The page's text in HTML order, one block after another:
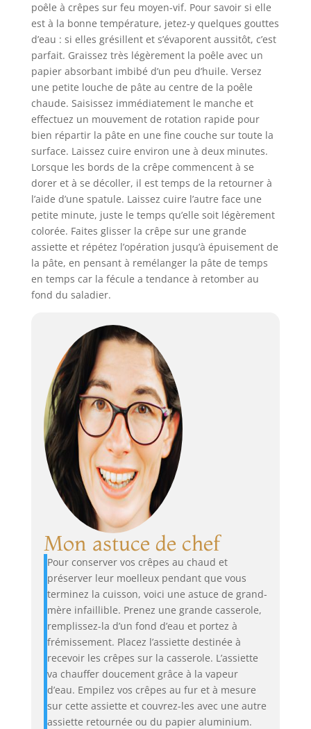
poêle à crêpes sur feu moyen-vif. Pour savoir si elle
est à la bonne température, jetez-y quelques gouttes
d’eau : si elles grésillent et s’évaporent aussitôt, c’est
parfait. Graissez très légèrement la poêle avec un
papier absorbant imbibé d’un peu d’huile. Versez
une petite louche de pâte au centre de la poêle
chaude. Saisissez immédiatement le manche et
effectuez un mouvement de rotation rapide pour
bien répartir la pâte en une fine couche sur toute la
surface. Laissez cuire environ une à deux minutes.
Lorsque les bords de la crêpe commencent à se
dorer et à se décoller, il est temps de la retourner à
l’aide d’une spatule. Laissez cuire l’autre face une
petite minute, juste le temps qu’elle soit légèrement
colorée. Faites glisser la crêpe sur une grande
assiette et répétez l’opération jusqu’à épuisement de
la pâte, en pensant à remélanger la pâte de temps
en temps car la fécule a tendance à retomber au
fond du saladier.
Mon astuce de chef
Pour conserver vos crêpes au chaud et
préserver leur moelleux pendant que vous
terminez la cuisson, voici une astuce de grand-
mère infaillible. Prenez une grande casserole,
remplissez-la d’un fond d’eau et portez à
frémissement. Placez l’assiette destinée à
recevoir les crêpes sur la casserole. L’assiette
va chauffer doucement grâce à la vapeur
d’eau. Empilez vos crêpes au fur et à mesure
sur cette assiette et couvrez-les avec une autre
assiette retournée ou du papier aluminium.